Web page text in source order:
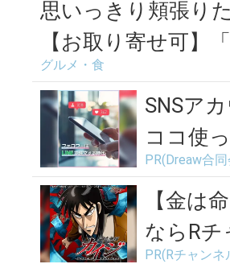
思いっきり頬張りた
【お取り寄せ可】
STORE」の絶品クリ
ドー...
グルメ・食
SNSア
ココ使
PR(Dreaw合
【金は
ならR
PR(Rチャンネ